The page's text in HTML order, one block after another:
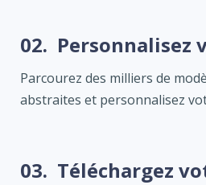
02. Personnalisez
Parcourez des milliers de
abstraites et personnalisez
03. Téléchargez